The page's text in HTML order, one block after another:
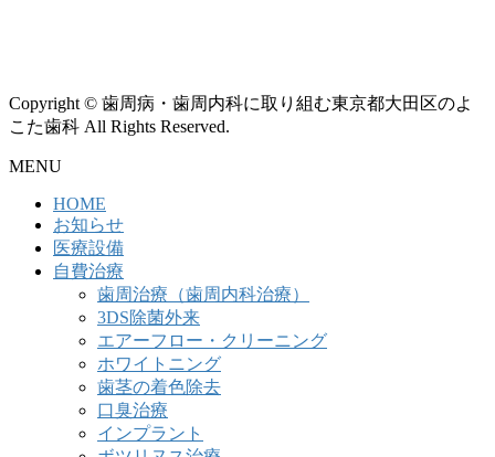
Copyright © 歯周病・歯周内科に取り組む東京都大田区のよ
こた歯科 All Rights Reserved.
MENU
HOME
お知らせ
医療設備
自費治療
歯周治療（歯周内科治療）
3DS除菌外来
エアーフロー・クリーニング
ホワイトニング
歯茎の着色除去
口臭治療
インプラント